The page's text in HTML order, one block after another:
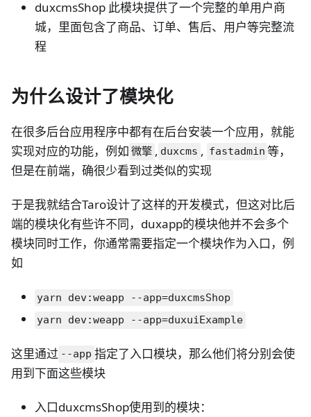
duxcmsShop 此模块提供了一个完整的单用户商
城，里面包含了商品、订单、售后、用户等完整流
程
为什么设计了模块化
在很多后台应用程序中都有在后台安装一个应用，就能
实现对应的功能，例如 微擎 , duxcms , fastadmin 等，
但是在前端，确很少看到过类似的实现
于是我就结合Taro设计了这样的开发模式，但这对比后
端的模块化有些许不同，duxapp的模块他并不会多个
模块同时工作，你通常需要指定一个模块作为入口，例
如
yarn dev:weapp --app=duxcmsShop
yarn dev:weapp --app=duxuiExample
这里通过 --app 指定了入口模块，那么他们将分别会使
用到下面这些模块
入口duxcmsShop使用到的模块：